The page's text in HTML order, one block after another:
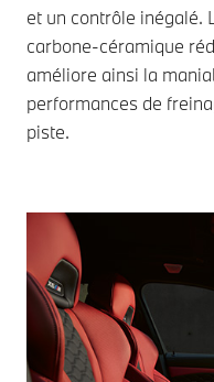
et un contrôle inégalé.
carbone-céramique
améliore ainsi la
performances de
piste.